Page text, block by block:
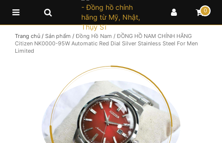
0
Trang chủ / Sản phẩm / Đồng Hồ Nam / ĐỒNG HỒ NAM CHÍNH HÃNG
Citizen NK0000-95W Automatic Red Dial Silver Stainless Steel For Men
Limited